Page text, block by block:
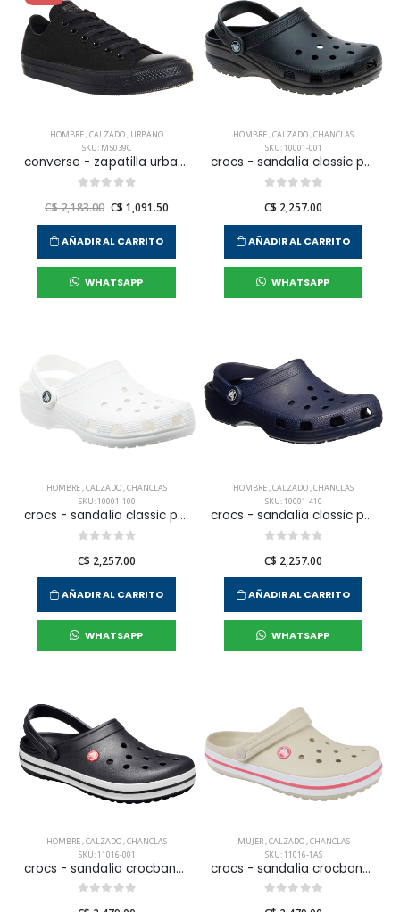
HOMBRE,CALZADO, URBANO
SKU: M5039C
converse - zapatilla urbana chuck taylor all star core ox para hombre
C$ 2,183.00 C$ 1,091.50
AÑADIR AL CARRITO
WHATSAPP
HOMBRE,CALZADO,CHANCLAS
SKU: 10001-001
crocs - sandalia classic para hombre
C$ 2,257.00
AÑADIR AL CARRITO
WHATSAPP
HOMBRE,CALZADO,CHANCLAS
SKU: 10001-100
crocs - sandalia classic para hombre
C$ 2,257.00
AÑADIR AL CARRITO
WHATSAPP
HOMBRE,CALZADO,CHANCLAS
SKU: 10001-410
crocs - sandalia classic para hombre
C$ 2,257.00
AÑADIR AL CARRITO
WHATSAPP
HOMBRE,CALZADO,CHANCLAS
SKU: 11016-001
crocs - sandalia crocband para hombre
MUJER,CALZADO,CHANCLAS
SKU: 11016-1AS
crocs - sandalia crocband para mujer